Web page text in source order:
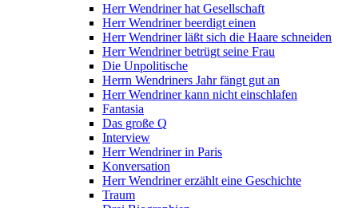
Herr Wendriner hat Gesellschaft
Herr Wendriner beerdigt einen
Herr Wendriner läßt sich die Haare schneiden
Herr Wendriner betrügt seine Frau
Die Unpolitische
Herrn Wendriners Jahr fängt gut an
Herr Wendriner kann nicht einschlafen
Fantasia
Das große Q
Interview
Herr Wendriner in Paris
Konversation
Herr Wendriner erzählt eine Geschichte
Traum